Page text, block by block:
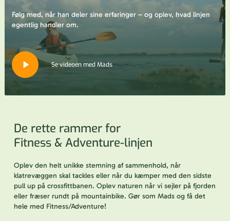
Følg med, når han deler sine erfaringer – og oplev, hvad linjen
egentlig handler om.
Play
Video
Se videoen med Mads
De rette rammer for
Fitness & Adventure-linjen
Oplev den helt unikke stemning af sammenhold, når
klatrevæggen skal tackles eller når du kæmper med den sidste
pull up på crossfittbanen. Oplev naturen når vi sejler på fjorden
eller fræser rundt på mountainbike. Gør som Mads og få det
hele med Fitness/Adventure!